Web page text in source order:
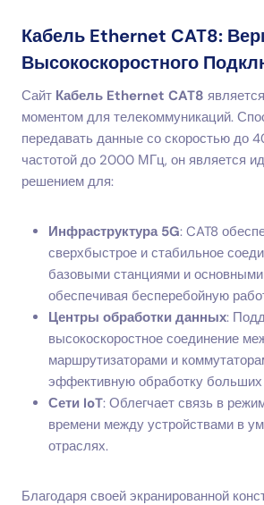
Кабель Ethernet CAT8:
Высокоскоростного
Сайт Кабель Ethernet CAT8
моментом для телекоммуникаций.
передавать данные со скоростью до
частотой до 2000 МГц, он является
решением для:
Инфраструктура 5G: CAT8
сверхбыстрое и стабильное
базовыми станциями и
обеспечивая бесперебойную
Центры обработки данных:
высокоскоростное соединение
маршрутизаторами и
эффективную обработку
Сети IoT: Облегчает связь в
времени между устройствами в
отраслях.
Благодаря своей экранированной